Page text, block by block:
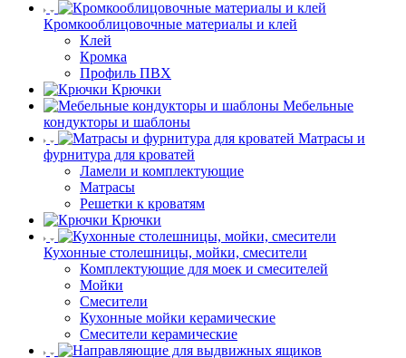
Кромкооблицовочные материалы и клей
Клей
Кромка
Профиль ПВХ
Крючки
Мебельные
кондукторы и шаблоны
Матрасы и
фурнитура для кроватей
Ламели и комплектующие
Матрасы
Решетки к кроватям
Крючки
Кухонные столешницы, мойки, смесители
Комплектующие для моек и смесителей
Мойки
Смесители
Кухонные мойки керамические
Смесители керамические